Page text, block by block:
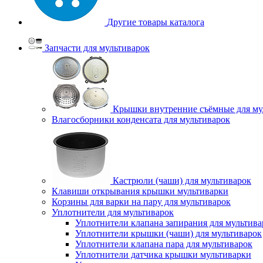
Другие товары каталога
Запчасти для мультиварок
Крышки внутренние съёмные для
Влагосборники конденсата для мультиварок
Кастрюли (чаши) для мультиварок
Клавиши открывания крышки мультиварки
Корзины для варки на пару для мультиварок
Уплотнители для мультиварок
Уплотнители клапана запирания для
Уплотнители крышки (чаши) для мультиварок
Уплотнители клапана пара для мультиварок
Уплотнители датчика крышки мультиварки